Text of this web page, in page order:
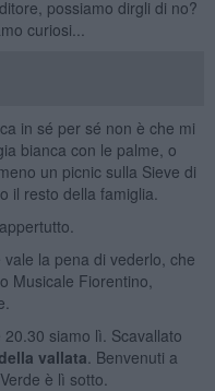
possiamo dirgli di no?
curiosi...
in sé per sé non è che mi
bianca con le palme, o
un picnic sulla Sieve di
il resto della famiglia.
la pena di vederlo, che
Musicale Fiorentino,
siamo lì. Scavallato
vallata . Benvenuti a
è lì sotto.